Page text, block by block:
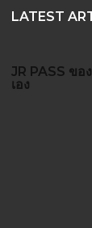
LATEST
JR PASS ขอ
เอง